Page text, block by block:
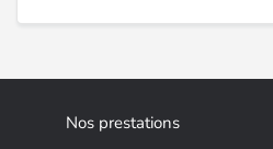
Nos prestations